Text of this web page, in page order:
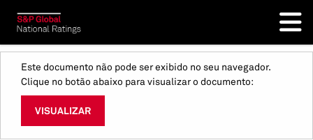
Este documento não pode ser exibido no seu navegador.
Clique no botão abaixo para visualizar o documento:
VISUALIZAR